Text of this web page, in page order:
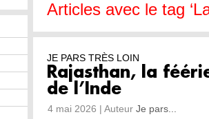
Articles avec le tag
JE PARS TRÈS LOIN
Rajasthan, la
de l’Inde
4 mai 2026 | Auteur Je pars...